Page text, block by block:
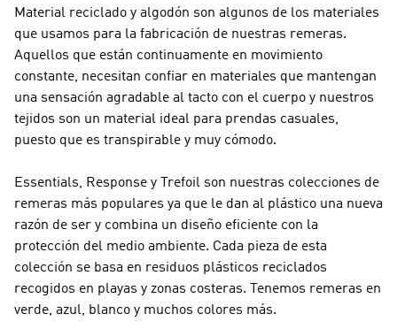
Material reciclado y algodón son algunos de los materiales
que usamos para la fabricación de nuestras remeras.
Aquellos que están continuamente en movimiento
constante, necesitan confiar en materiales que mantengan
una sensación agradable al tacto con el cuerpo y nuestros
tejidos son un material ideal para prendas casuales,
puesto que es transpirable y muy cómodo.
Essentials, Response y Trefoil son nuestras colecciones de
remeras más populares ya que le dan al plástico una nueva
razón de ser y combina un diseño eficiente con la
protección del medio ambiente. Cada pieza de esta
colección se basa en residuos plásticos reciclados
recogidos en playas y zonas costeras. Tenemos remeras en
verde, azul, blanco y muchos colores más.